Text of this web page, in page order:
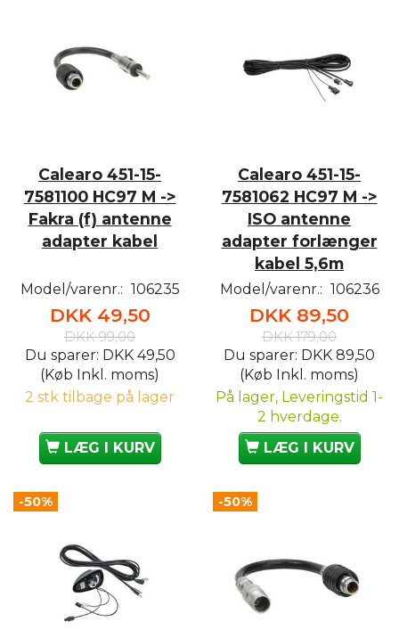
Calearo 451-15-
7581100 HC97 M ->
Fakra (f) antenne
adapter kabel
Model/varenr.: 106235
DKK 49,50
DKK 99,00
Du sparer: DKK 49,50
(Køb Inkl. moms)
2 stk tilbage på lager
LÆG I KURV
Calearo 451-15-
7581062 HC97 M ->
ISO antenne
adapter forlænger
kabel 5,6m
Model/varenr.: 106236
DKK 89,50
DKK 179,00
Du sparer: DKK 89,50
(Køb Inkl. moms)
På lager, Leveringstid 1-
2 hverdage.
LÆG I KURV
-50% -50%